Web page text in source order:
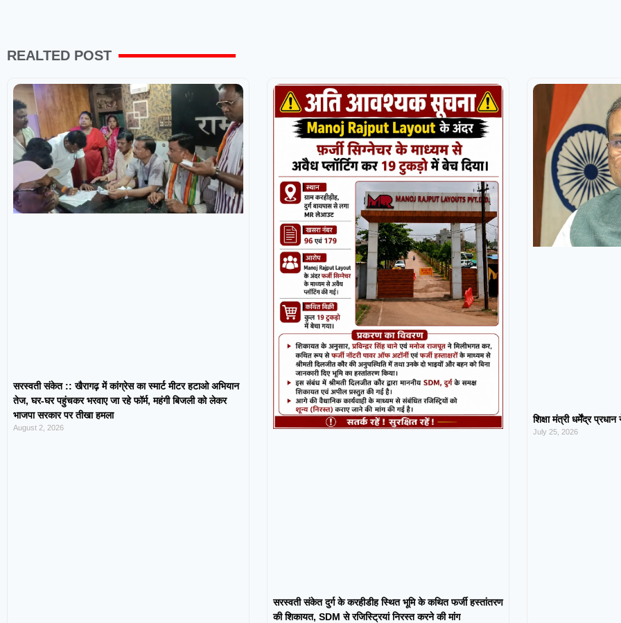
REALTED POST
सरस्वती संकेत :: खैरागढ़ में कांग्रेस का स्मार्ट मीटर हटाओ अभियान
तेज, घर-घर पहुंचकर भरवाए जा रहे फॉर्म, महंगी बिजली को लेकर
भाजपा सरकार पर तीखा हमला
August 2, 2026
सरस्वती संकेत दुर्ग के करहीडीह स्थित भूमि के कथित फर्जी हस्तांतरण
की शिकायत, SDM से रजिस्ट्रियां निरस्त करने की मांग
शिक्षा मंत्री धर्मेंद्र
July 25, 2026